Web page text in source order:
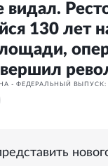
видал.
130 лет
- ФЕДЕРАЛЬНЫЙ ВЫПУСК: